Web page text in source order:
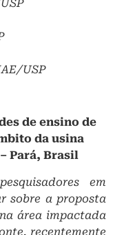
USP
de ensino de
da usina
Pará, Brasil
em
sobre a proposta
área impactada
recentemente